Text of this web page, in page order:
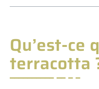
Qu’est-ce
terracotta